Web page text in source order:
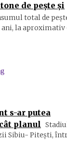
de peşte şi
total de
la aproximativ
s-ar putea
planul
Sibiu- Piteşti,